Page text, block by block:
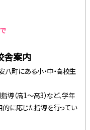
舎案内
八町にある小・中・高校生
導（高1～高3）など、学年
的に応じた指導を行ってい